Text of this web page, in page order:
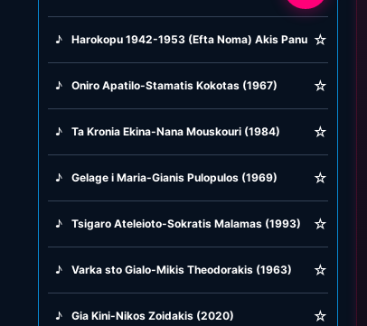
♪ Harokopu 1942-1953 (Efta Noma) Akis Panu (1982)
☆
♪ Oniro Apatilo-Stamatis Kokotas (1967) ☆
♪ Ta Kronia Ekina-Nana Mouskouri (1984) ☆
♪ Gelage i Maria-Gianis Pulopulos (1969) ☆
♪ Tsigaro Ateleioto-Sokratis Malamas (1993) ☆
♪ Varka sto Gialo-Mikis Theodorakis (1963) ☆
♪ Gia Kini-Nikos Zoidakis (2020) ☆